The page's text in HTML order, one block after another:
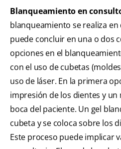
Blanqueamiento en
blanqueamiento se realiza
puede concluir en una o dos
opciones en el
con el uso de cubetas
uso de láser. En la primera
impresión de los dientes y un
boca del paciente. Un gel
cubeta y se coloca sobre los
Este proceso puede implicar